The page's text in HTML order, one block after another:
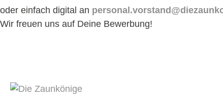
oder einfach digital an
Wir freuen uns auf Deine Bewerbung!